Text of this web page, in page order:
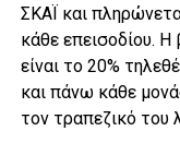
ΣΚΑΪ και
κάθε επεισοδίου.
είναι το 20%
και πάνω κάθε
τον τραπεζικό του